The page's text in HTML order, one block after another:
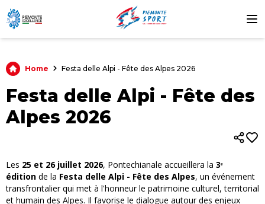
Home Festa delle Alpi - Fête des Alpes 2026
Festa delle Alpi - Fête des
Alpes 2026
Les 25 et 26 juillet 2026, Pontechianale accueillera la 3ᵉ
édition de la Festa delle Alpi - Fête des Alpes, un événement
transfrontalier qui met à l'honneur le patrimoine culturel, territorial
et humain des Alpes. Il favorise le dialogue autour des enjeux